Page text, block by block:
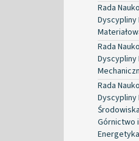
Rada
Dyscypliny
Rada
Dyscypliny
Rada
Dyscypliny
Górnictwo i
Energetyka